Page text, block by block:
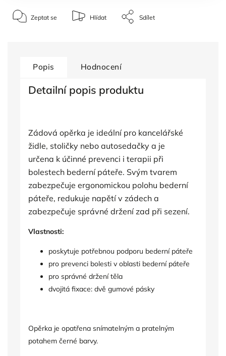
Zeptat se Hlídat Sdílet
Popis Hodnocení
Detailní popis produktu
Zádová opěrka je ideální pro kancelářské
židle, stoličky nebo autosedačky a je
určena k účinné prevenci i terapii při
bolestech bederní páteře. Svým tvarem
zabezpečuje ergonomickou polohu bederní
páteře, redukuje napětí v zádech a
zabezpečuje správné držení zad při sezení.
Vlastnosti:
poskytuje potřebnou podporu bederní páteře
pro prevenci bolesti v oblasti bederní páteře
pro správné držení těla
dvojitá fixace: dvě gumové pásky
Opěrka je opatřena snímatelným a pratelným
potahem černé barvy.